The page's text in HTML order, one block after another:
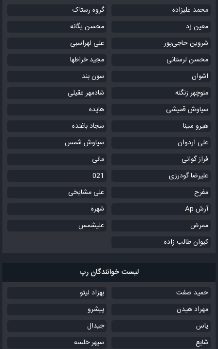
محمد علیزاده
گروه رستاک
معین زد
محسن یگانه
شروین حاجی‌پور
علی لهراسبی
محسن لرستانی
مجید خراطها
اشوان
سون بند
منوچهر زنگنه
شادمهر عقیلی
سیاوش قمیشی
هایده
هیرو سینا
سجاد باغنده
علی اردوان
سیاوش شمس
فراز گوانی
مانی
علیرضا گودرزی
021
مفرح
علی مشایخی
آرش Ap
شهره
ممرض
علیشمس
کیوان طالب زاده
لیست خوانندگان رپ
حمید صفت
بهزاد لیتو
مهراد هیدن
پیشرو
یاس
جیدال
شایع
سپهر خلسه